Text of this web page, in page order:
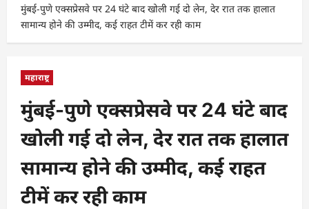
मुंबई-पुणे एक्सप्रेसवे पर 24 घंटे बाद खोली गई दो लेन, देर रात तक हालात
सामान्य होने की उम्मीद, कई राहत टीमें कर रही काम
महाराष्ट्र
मुंबई-पुणे एक्सप्रेसवे पर 24 घंटे बाद
खोली गई दो लेन, देर रात तक हालात
सामान्य होने की उम्मीद, कई राहत
टीमें कर रही काम